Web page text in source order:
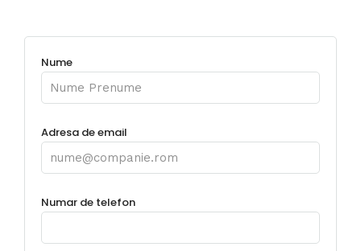
Nume
Adresa de email
Numar de telefon